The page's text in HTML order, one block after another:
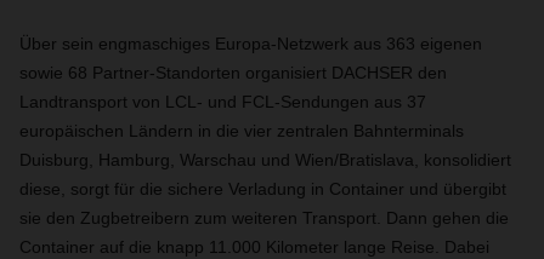
Über sein engmaschiges Europa-Netzwerk aus 363 eigenen
sowie 68 Partner-Standorten organisiert DACHSER den
Landtransport von LCL- und FCL-Sendungen aus 37
europäischen Ländern in die vier zentralen Bahnterminals
Duisburg, Hamburg, Warschau und Wien/Bratislava, konsolidiert
diese, sorgt für die sichere Verladung in Container und übergibt
sie den Zugbetreibern zum weiteren Transport. Dann gehen die
Container auf die knapp 11.000 Kilometer lange Reise. Dabei